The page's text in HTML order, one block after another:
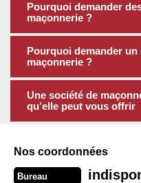
Pourquoi demander
maçonnerie ?
Pourquoi demander un
maçonnerie ?
Une société de
qu’elle peut vous offrir
Nos coordonnées
Bureau